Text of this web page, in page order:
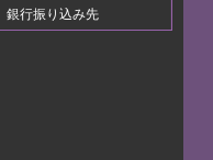
銀行振り込み先